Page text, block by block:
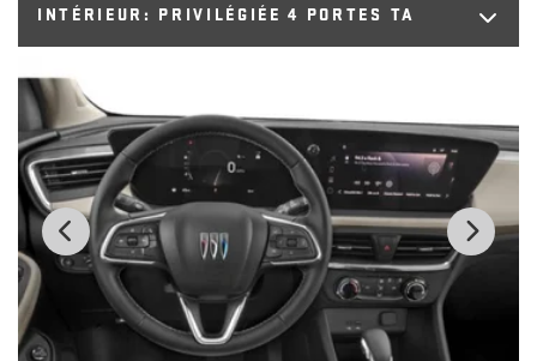
INTÉRIEUR: PRIVILÉGIÉE 4 PORTES TA